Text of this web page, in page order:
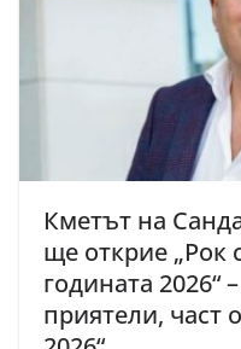
Кметът на
ще открие „Рок
годината
приятели, част